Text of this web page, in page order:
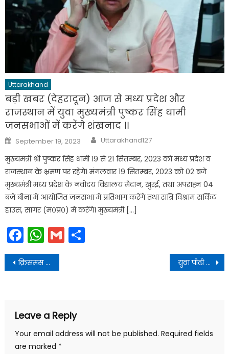
Uttarakhand
बड़ी खबर (देहरादून) आज से मध्य प्रदेश और
राजस्थान में युवा मुख्यमंत्री पुष्कर सिंह धामी
जनसभाओं में करेंगे शंखनाद ।।
Posted
on
September 19, 2023 Author
Uttarakhand127
मुख्यमंत्री श्री पुष्कर सिंह धामी 19 से 21 सितम्बर, 2023 को मध्य प्रदेश व
राजस्थान के भ्रमण पर रहेंगे। मंगलवार 19 सितम्बर, 2023 को 02 बजे
मुख्यमंत्री मध्य प्रदेश के नवोदय विद्यालय मैदान, खुरई, तथा अपराह्न 04
बजे बीना में आयोजित जनसभा में प्रतिभाग करेंगे तथा रात्रि विश्राम सर्किट
हाउस, सागर (म०प्र०) में करेंगे। मुख्यमंत्री […]
Facebook
WhatsApp
Gmail
Post
navigation
क्रिसमस और नववर्ष पर चौकस रहे कानून और यातायात व्यवस्था: एडीजी युवा पीढ़ी में बढ़ रही नशे की प्रवृत्ति से जिलाधिकारी चिंतित, दिये ये निर्देश
Leave a Reply
Your email address will not be published. Required fields
are marked *